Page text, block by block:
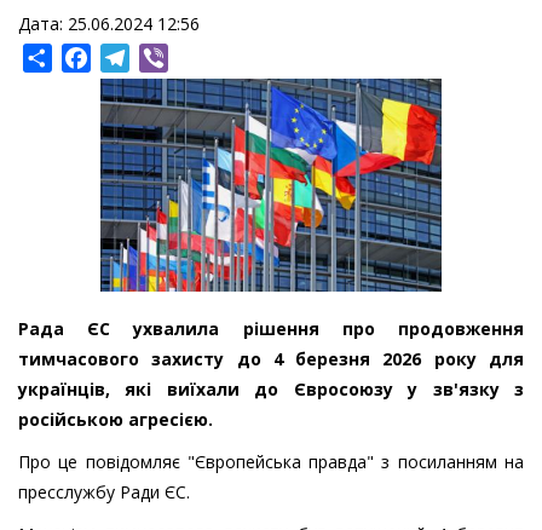
Дата: 25.06.2024 12:56
ShareFacebookTelegram
Рада ЄС ухвалила рішення про продовження
тимчасового захисту до 4 березня 2026 року для
українців, які виїхали до Євросоюзу у зв'язку з
російською агресією.
Про це повідомляє "Європейська правда" з посиланням на
пресслужбу Ради ЄС.